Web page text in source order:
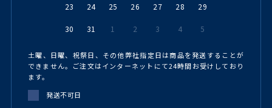
23 24 25 26 27 28 29
30 31 1 2 3 4 5
土曜、日曜、祝祭日、その他弊社指定日は商品を発送することが
できません。ご注文はインターネットにて24時間お受けしており
ます。
発送不可日